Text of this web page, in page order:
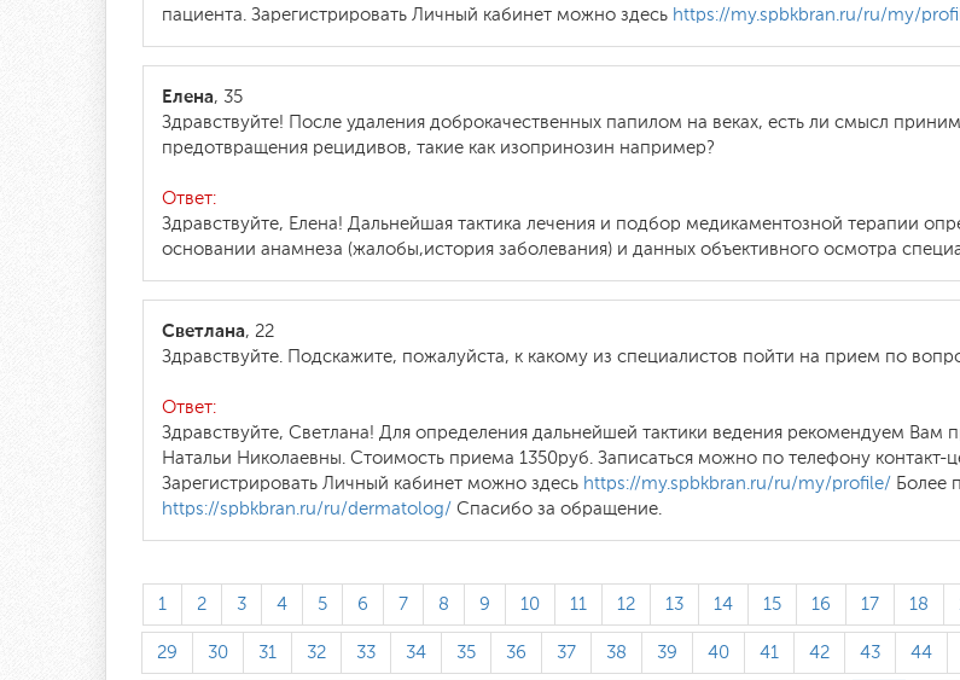
пациента. Зарегистрировать Личный кабинет можно здесь https://my.spbkbran.ru/ru/my/
Елена, 35
Здравствуйте! После удаления доброкачественных папилом на веках, есть ли смысл
предотвращения рецидивов, такие как изопринозин например?
Ответ:
Здравствуйте, Елена! Дальнейшая тактика лечения и подбор медикаментозной терапии
основании анамнеза (жалобы,история заболевания) и данных объективного осмотра
Светлана, 22
Здравствуйте. Подскажите, пожалуйста, к какому из специалистов пойти на прием по
Ответ:
Здравствуйте, Светлана! Для определения дальнейшей тактики ведения рекомендуем Вам
Натальи Николаевны. Стоимость приема 1350руб. Записаться можно по телефону контакт-
Зарегистрировать Личный кабинет можно здесь https://my.spbkbran.ru/ru/my/profile/ Более
https://spbkbran.ru/ru/dermatolog/ Спасибо за обращение.
1 2 3 4 5 6 7 8 9 10 11 12 13 14 15 16 17 18
29 30 31 32 33 34 35 36 37 38 39 40 41 42 43 44